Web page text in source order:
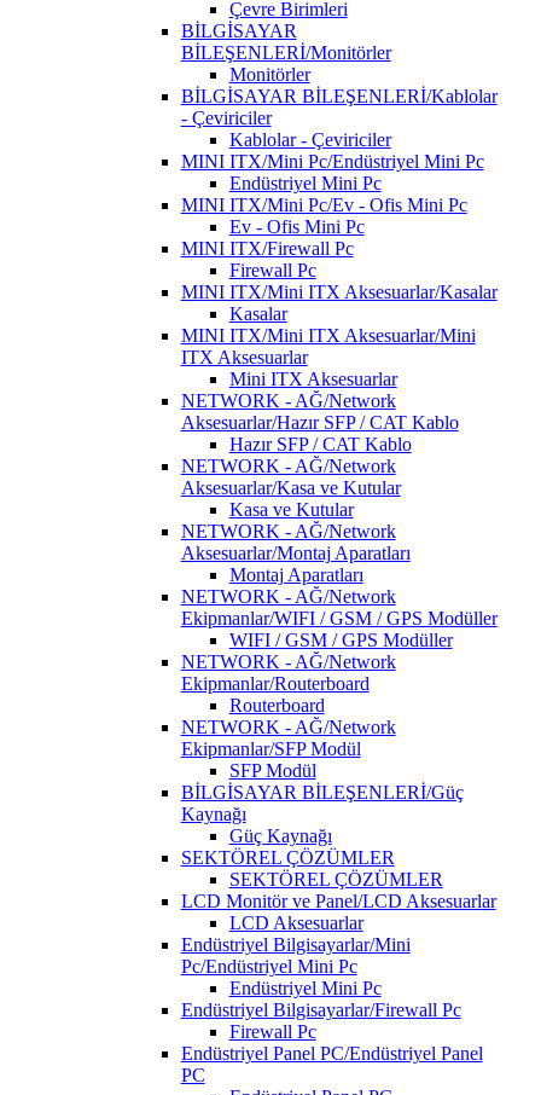
Çevre Birimleri
BİLGİSAYAR
BİLEŞENLERİ/Monitörler
Monitörler
BİLGİSAYAR BİLEŞENLERİ/Kablolar
- Çeviriciler
Kablolar - Çeviriciler
MINI ITX/Mini Pc/Endüstriyel Mini Pc
Endüstriyel Mini Pc
MINI ITX/Mini Pc/Ev - Ofis Mini Pc
Ev - Ofis Mini Pc
MINI ITX/Firewall Pc
Firewall Pc
MINI ITX/Mini ITX Aksesuarlar/Kasalar
Kasalar
MINI ITX/Mini ITX Aksesuarlar/Mini
ITX Aksesuarlar
Mini ITX Aksesuarlar
NETWORK - AĞ/Network
Aksesuarlar/Hazır SFP / CAT Kablo
Hazır SFP / CAT Kablo
NETWORK - AĞ/Network
Aksesuarlar/Kasa ve Kutular
Kasa ve Kutular
NETWORK - AĞ/Network
Aksesuarlar/Montaj Aparatları
Montaj Aparatları
NETWORK - AĞ/Network
Ekipmanlar/WIFI / GSM / GPS Modüller
WIFI / GSM / GPS Modüller
NETWORK - AĞ/Network
Ekipmanlar/Routerboard
Routerboard
NETWORK - AĞ/Network
Ekipmanlar/SFP Modül
SFP Modül
BİLGİSAYAR BİLEŞENLERİ/Güç
Kaynağı
Güç Kaynağı
SEKTÖREL ÇÖZÜMLER
SEKTÖREL ÇÖZÜMLER
LCD Monitör ve Panel/LCD Aksesuarlar
LCD Aksesuarlar
Endüstriyel Bilgisayarlar/Mini
Pc/Endüstriyel Mini Pc
Endüstriyel Mini Pc
Endüstriyel Bilgisayarlar/Firewall Pc
Firewall Pc
Endüstriyel Panel PC/Endüstriyel Panel
PC